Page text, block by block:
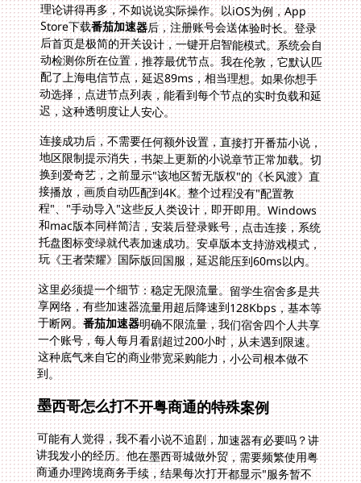
理论讲得再多，不如说说实际操作。以iOS为例，App
Store下载番茄加速器后，注册账号会送体验时长。登录
后首页是极简的开关设计，一键开启智能模式。系统会自
动检测你所在位置，推荐最优节点。我在伦敦，它默认匹
配了上海电信节点，延迟89ms，相当理想。如果你想手
动选择，点进节点列表，能看到每个节点的实时负载和延
迟，这种透明度让人安心。
连接成功后，不需要任何额外设置，直接打开番茄小说，
地区限制提示消失，书架上更新的小说章节正常加载。切
换到爱奇艺，之前显示"该地区暂无版权"的《长风渡》直
接播放，画质自动匹配到4K。整个过程没有"配置教
程"、"手动导入"这些反人类设计，即开即用。Windows
和mac版本同样简洁，安装后登录账号，点击连接，系统
托盘图标变绿就代表加速成功。安卓版本支持游戏模式，
玩《王者荣耀》国际版回国服，延迟能压到60ms以内。
这里必须提一个细节：稳定无限流量。留学生宿舍多是共
享网络，有些加速器流量用超后降速到128Kbps，基本等
于断网。番茄加速器明确不限流量，我们宿舍四个人共享
一个账号，每人每月看剧超过200小时，从未遇到限速。
这种底气来自它的商业带宽采购能力，小公司根本做不
到。
墨西哥怎么打不开粤商通的特殊案例
可能有人觉得，我不看小说不追剧，加速器有必要吗？讲
讲我发小的经历。他在墨西哥城做外贸，需要频繁使用粤
商通办理跨境商务手续，结果每次打开都显示"服务暂不
可用"。这就是典型的政务系统地区封锁，比影音平台更
严格。他试过普通VPN，IP被识别为代理直接封禁。后来